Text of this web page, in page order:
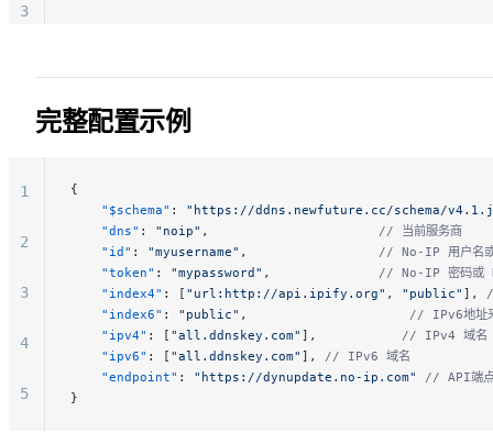
3
完整配置示例
{
    "$schema"
: "https://ddns.newfuture.cc/schema/
    "dns"
: "noip" , // 当前服务商
    "id"
: "myusername" , // No-IP 用户名
    "token"
: "mypassword" , // No-IP 密码或
    "index4"
: [ "url:http://api.ipify.org" , "public" ],
    "index6"
: "public" , // IPv6地址
    "ipv4"
: [ "all.ddnskey.com" ], // IPv4 域名
    "ipv6"
: [ "all.ddnskey.com" ], // IPv6 域名
    "endpoint"
: "https://dynupdate.no-ip.com"
// API端
}
1
2
3
4
5